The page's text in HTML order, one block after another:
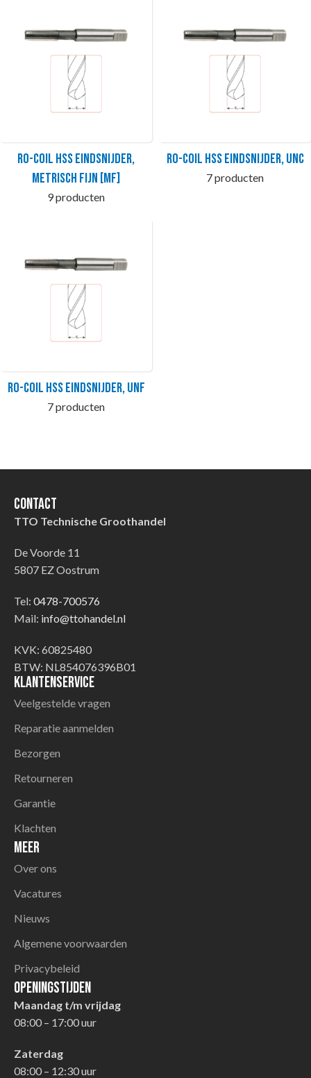
Ro-Coil HSS Eindsnijder,
metrisch fijn [MF]
9 producten
Ro-Coil HSS Eindsnijder, UNC
7 producten
Ro-Coil HSS Eindsnijder, UNF
7 producten
Contact
TTO Technische Groothandel
De Voorde 11
5807 EZ Oostrum
Tel: 0478-700576
Mail: info@ttohandel.nl
KVK: 60825480
BTW: NL854076396B01
Klantenservice
Veelgestelde vragen
Reparatie aanmelden
Bezorgen
Retourneren
Garantie
Klachten
Meer
Over ons
Vacatures
Nieuws
Algemene voorwaarden
Privacybeleid
Openingstijden
Maandag t/m vrijdag
08:00 – 17:00 uur
Zaterdag
08:00 – 12:30 uur